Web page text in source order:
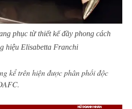
phục từ thiết kế đầy phong cách
hiệu Elisabetta Franchi
kể trên hiện được phân phối độc